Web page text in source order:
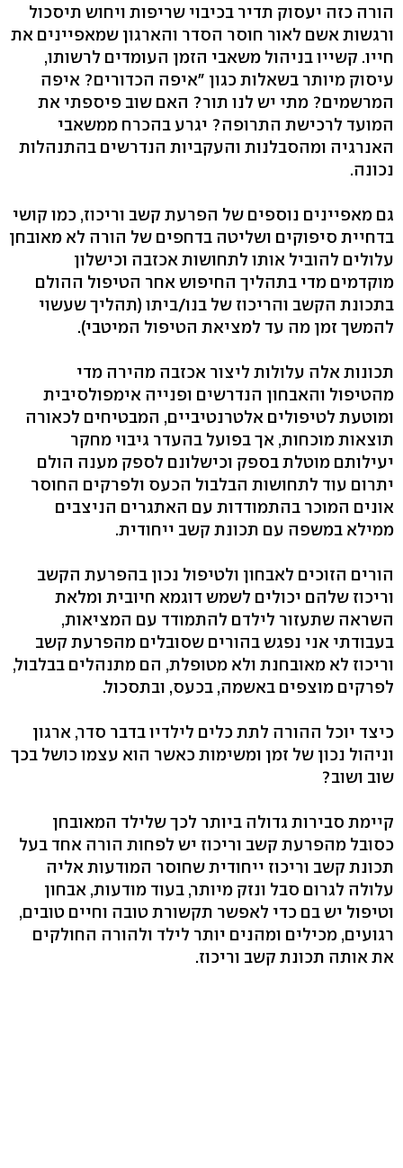
הורה כזה יעסוק תדיר בכיבוי שריפות ויחוש תיסכול
ורגשות אשם לאור חוסר הסדר והארגון שמאפיינים את
חייו. קשייו בניהול משאבי הזמן העומדים לרשותו,
עיסוק מיותר בשאלות כגון "איפה הכדורים? איפה
המרשמים? מתי יש לנו תור? האם שוב פיספתי את
המועד לרכישת התרופה? יגרע בהכרח ממשאבי
האנרגיה ומהסבלנות והעקביות הנדרשים בהתנהלות
נכונה.
גם מאפיינים נוספים של הפרעת קשב וריכוז, כמו קושי
בדחיית סיפוקים ושליטה בדחפים של הורה לא מאובחן
עלולים להוביל אותו לתחושות אכזבה וכישלון
מוקדמים מדי בתהליך החיפוש אחר הטיפול ההולם
בתכונת הקשב והריכוז של בנו/ביתו (תהליך שעשוי
להמשך זמן מה עד למציאת הטיפול המיטבי).
תכונות אלה עלולות ליצור אכזבה מהירה מדי
מהטיפול והאבחון הנדרשים ופנייה אימפולסיבית
ומוטעת לטיפולים אלטרנטיביים, המבטיחים לכאורה
תוצאות מוכחות, אך בפועל בהעדר גיבוי מחקר
יעילותם מוטלת בספק וכישלונם לספק מענה הולם
יתרום עוד לתחושות הבלבול הכעס ולפרקים החוסר
אונים המוכר בהתמודדות עם האתגרים הניצבים
ממילא במשפה עם תכונת קשב ייחודית.
הורים הזוכים לאבחון ולטיפול נכון בהפרעת הקשב
וריכוז שלהם יכולים לשמש דוגמא חיובית ומלאת
השראה שתעזור לילדם להתמודד עם המציאות,
בעבודתי אני נפגש בהורים שסובלים מהפרעת קשב
וריכוז לא מאובחנת ולא מטופלת, הם מתנהלים בבלבול,
לפרקים מוצפים באשמה, בכעס, ובתסכול.
כיצד יוכל ההורה לתת כלים לילדיו בדבר סדר, ארגון
וניהול נכון של זמן ומשימות כאשר הוא עצמו כושל בכך
שוב ושוב?
קיימת סבירות גדולה ביותר לכך שלילד המאובחן
כסובל מהפרעת קשב וריכוז יש לפחות הורה אחד בעל
תכונת קשב וריכוז ייחודית שחוסר המודעות אליה
עלולה לגרום סבל ונזק מיותר, בעוד מודעות, אבחון
וטיפול יש בם כדי לאפשר תקשורת טובה וחיים טובים,
רגועים, מכילים ומהנים יותר לילד ולהורה החולקים
את אותה תכונת קשב וריכוז.